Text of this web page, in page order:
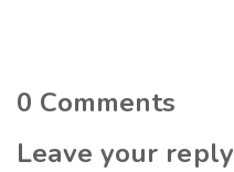
0 Comments
Leave your reply